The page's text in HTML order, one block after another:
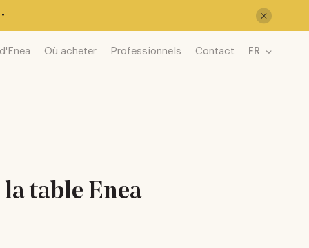
-
Où acheter Professionnels Contact FR
table Enea